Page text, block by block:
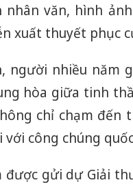
văn, hình
xuất thuyết phục
người nhiều năm
hòa giữa tinh
chỉ chạm
công chúng
gửi dự Giải